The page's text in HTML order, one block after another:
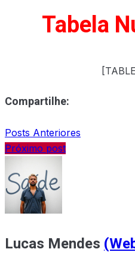
Tabela
Compartilhe:
Posts Anteriores
Próximo post
Lucas Mendes